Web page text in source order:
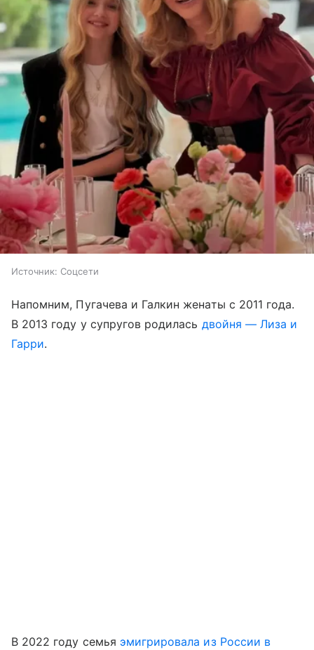
Источник: Соцсети
Напомним, Пугачева и Галкин женаты с 2011 года.
В 2013 году у супругов родилась двойня — Лиза и
Гарри.
В 2022 году семья эмигрировала из России в